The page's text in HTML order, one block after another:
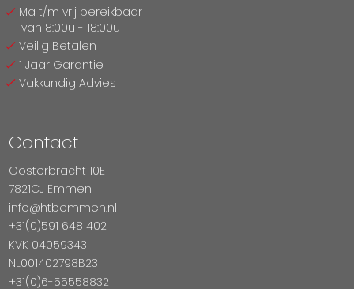
Ma t/m vrij bereikbaar
van 8:00u - 18:00u
Veilig Betalen
1 Jaar Garantie
Vakkundig Advies
Contact
Oosterbracht 10E
7821CJ Emmen
info@htbemmen.nl
+31(0)591 648 402
KVK 04059343
NL001402798B23
+31(0)6-55558832